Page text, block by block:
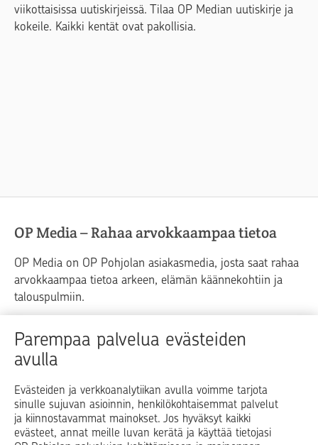
Parempaa palvelua evästeiden
avulla
Evästeiden ja verkkoanalytiikan avulla voimme tarjota
sinulle sujuvan asioinnin, henkilökohtaisemmat palvelut
ja kiinnostavammat mainokset. Jos hyväksyt kaikki
evästeet, annat meille luvan kerätä ja käyttää tietojasi
viikottaisissa uutiskirjeissä. Tilaa OP Median uutiskirje ja
kokeile. Kaikki kentät ovat pakollisia.
OP Media – Rahaa arvokkaampaa tietoa
OP Media on OP Pohjolan asiakasmedia, josta saat rahaa
arvokkaampaa tietoa arkeen, elämän käännekohtiin ja
talouspulmiin.
Raha Elämä
Yrityselämä
Blogit ja puheenvuorot
Op.fi OP Koti Pohjola Vahinkoapu
Facebook
X LinkedInInstagram